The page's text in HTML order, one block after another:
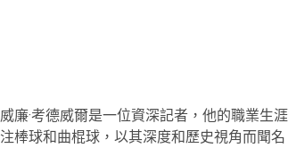
威廉·考德威爾是一位資深記者，他的職業生
注棒球和曲棍球，以其深度和歷史視角而聞